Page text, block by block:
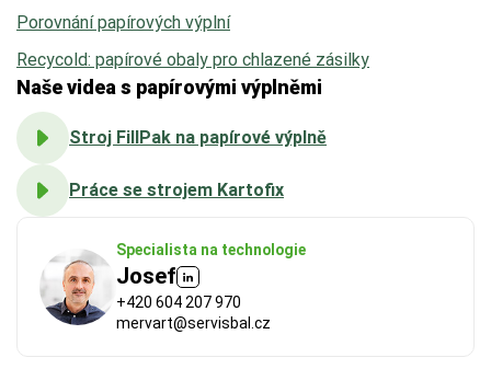
Specialista na technologie
Josef
+420 604 207 970
mervart@servisbal.cz
Porovnání papírových výplní
Recycold: papírové obaly pro chlazené zásilky
Naše videa s papírovými výplněmi
Stroj FillPak na papírové výplně
Práce se strojem Kartofix